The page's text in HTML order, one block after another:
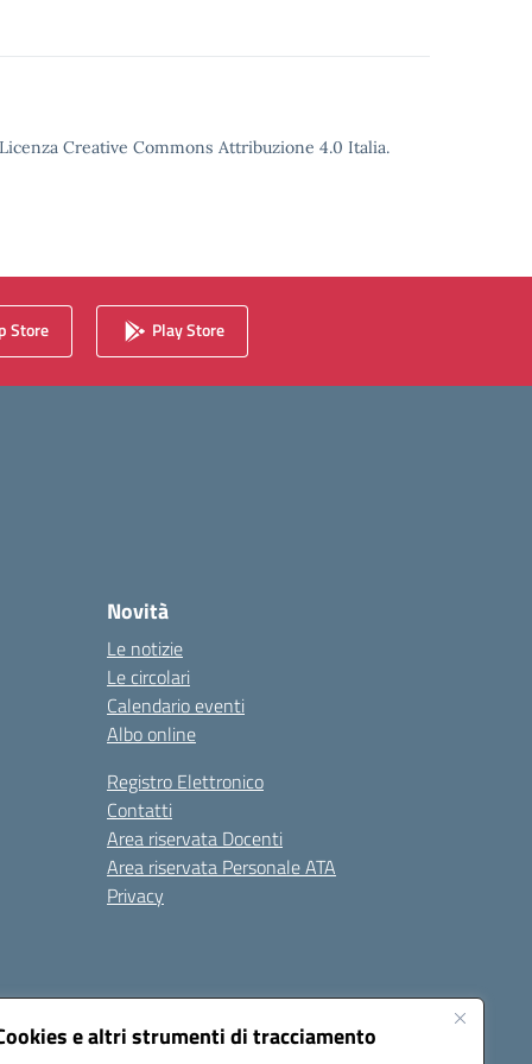
e altri strumenti di tracciamento
Creative Commons Attribuzione 4.0 Italia.
Store Play Store
Novità
Le notizie
Le circolari
Calendario eventi
Albo online
Registro Elettronico
Contatti
Area riservata Docenti
Area riservata Personale ATA
Privacy